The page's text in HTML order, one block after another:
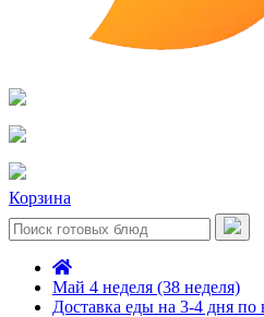
Корзина
Май 4 неделя (38 неделя)
Доставка еды на 3-4 дня по